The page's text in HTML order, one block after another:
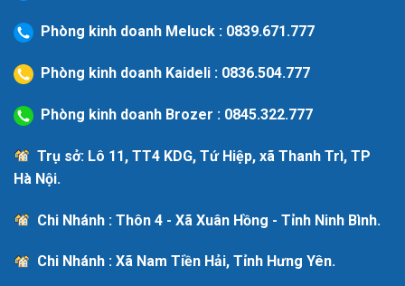
Phòng kinh doanh Meluck : 0839.671.777
Phòng kinh doanh Kaideli : 0836.504.777
Phòng kinh doanh Brozer : 0845.322.777
Trụ sở: Lô 11, TT4 KDG, Tứ Hiệp, xã Thanh Trì, TP
Hà Nội.
Chi Nhánh : Thôn 4 - Xã Xuân Hồng - Tỉnh Ninh Bình.
Chi Nhánh : Xã Nam Tiền Hải, Tỉnh Hưng Yên.